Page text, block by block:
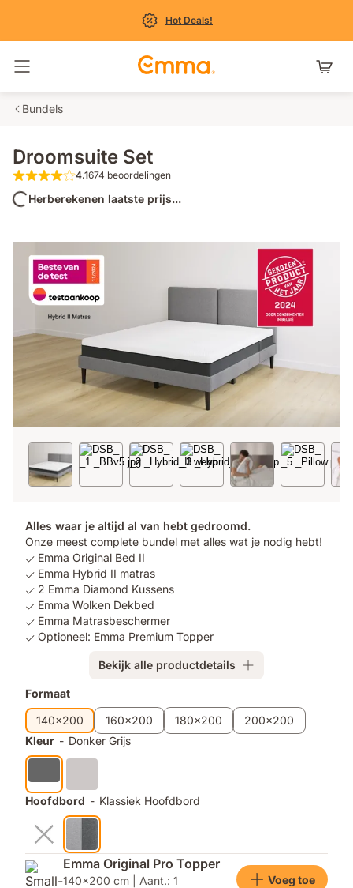
Hot Deals!
Navigatie in- en uitschakelen
Bundels
Droomsuite Set
4.1 van de 5 sterren 674 beoordelingen
4.1674 beoordelingen
Herberekenen laatste prijs...
Alles waar je altijd al van hebt gedroomd.
Onze meest complete bundel met alles wat je nodig hebt!
Emma Original Bed II
Emma Hybrid II matras
2 Emma Diamond Kussens
Emma Wolken Dekbed
Emma Matrasbeschermer
Optioneel: Emma Premium Topper
Bekijk alle productdetails
Extra
producten
Formaat
140x200
160x200 180x200
200x200
Kleur - Donker Grijs
Hoofdbord - Klassiek Hoofdbord
Emma Original Pro Topper
140x200 cm | Aant.: 1
Voeg toe